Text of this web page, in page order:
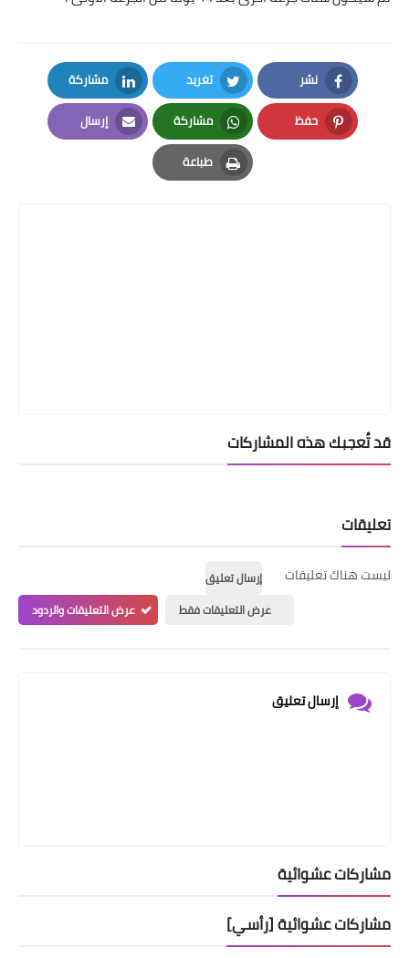
نشر
Facebook
تغريد
Twitter
مشاركة
LinkedIn
حفظ
Pinterest
مشاركة
Whatsapp
إرسال
Email
طباعة
Print
قد تُعجبك هذه المشاركات
تعليقات
ليست هناك تعليقات
إرسال تعليق
عرض التعليقات فقط
عرض التعليقات والردود
إرسال تعليق
مشاركات عشوائية
مشاركات عشوائية [رأسي]